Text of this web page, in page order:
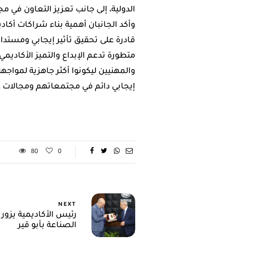
الدولية، إلى جانب تعزيز التعاون في
وأكد الجانبان أهمية بناء شراكات
قادرة على تحقيق تأثير إيجابي
متطورة تدعم الإبداع والتميز
والمهنيين ليكونوا أكثر جاهزية
إيجابي دائم في مجتمعاتهم
80 0
NEXT
رئيس الأكاديمية
الصناعة بأبو قير